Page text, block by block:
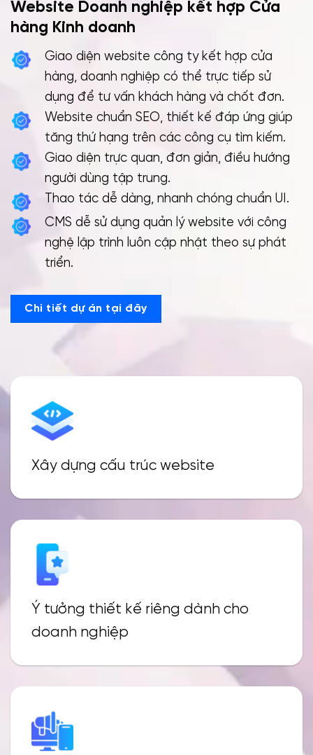
Website Doanh nghiệp kết hợp Cửa
hàng Kinh doanh
Giao diện website công ty kết hợp cửa
hàng, doanh nghiệp có thể trực tiếp sử
dụng để tư vấn khách hàng và chốt đơn.
Website chuẩn SEO, thiết kế đáp ứng giúp
tăng thứ hạng trên các công cụ tìm kiếm.
Giao diện trực quan, đơn giản, điều hướng
người dùng tập trung.
Thao tác dễ dàng, nhanh chóng chuẩn UI.
CMS dễ sử dụng quản lý website với công
nghệ lập trình luôn cập nhật theo sự phát
triển.
Chi tiết dự án tại đây
Xây dựng cấu trúc website
Ý tưởng thiết kế riêng dành cho
doanh nghiệp